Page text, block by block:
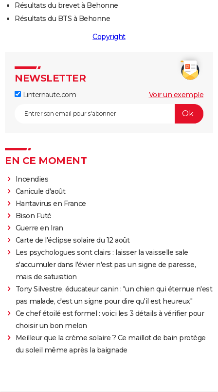
Résultats du brevet à Behonne
Résultats du BTS à Behonne
Copyright
NEWSLETTER
Linternaute.com Voir un exemple
EN CE MOMENT
Incendies
Canicule d'août
Hantavirus en France
Bison Futé
Guerre en Iran
Carte de l'éclipse solaire du 12 août
Les psychologues sont clairs : laisser la vaisselle sale
s'accumuler dans l'évier n'est pas un signe de paresse,
mais de saturation
Tony Silvestre, éducateur canin : "un chien qui éternue n'est
pas malade, c'est un signe pour dire qu'il est heureux"
Ce chef étoilé est formel : voici les 3 détails à vérifier pour
choisir un bon melon
Meilleur que la crème solaire ? Ce maillot de bain protège
du soleil même après la baignade